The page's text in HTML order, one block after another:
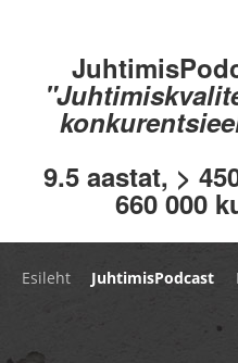
9.5 aastat, >
660 000
Esileht JuhtimisPodcast